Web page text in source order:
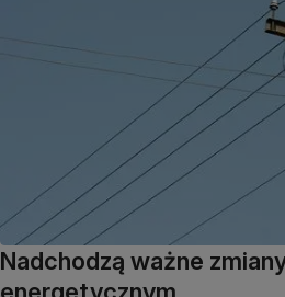
Nadchodzą ważne